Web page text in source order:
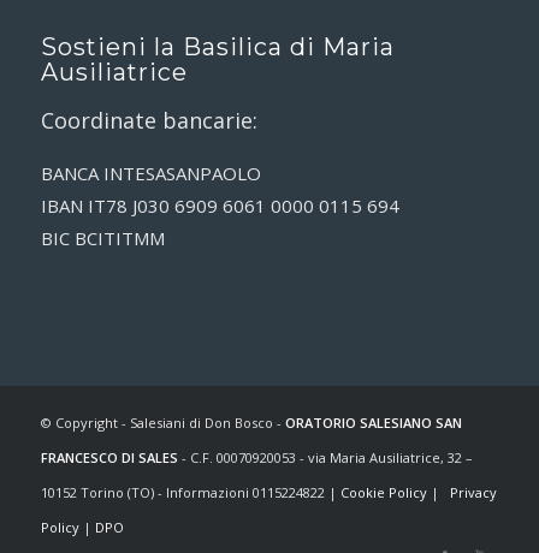
Sostieni la Basilica di Maria
Ausiliatrice
Coordinate bancarie:
BANCA INTESASANPAOLO
IBAN IT78 J030 6909 6061 0000 0115 694
BIC BCITITMM
© Copyright - Salesiani di Don Bosco - ORATORIO SALESIANO SAN
FRANCESCO DI SALES - C.F. 00070920053 - via Maria Ausiliatrice, 32 –
10152 Torino (TO) - Informazioni 0115224822 | Cookie Policy| Privacy
Policy| DPO